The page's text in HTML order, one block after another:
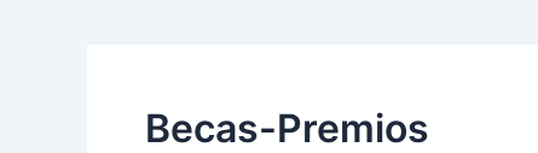
Becas-Premios